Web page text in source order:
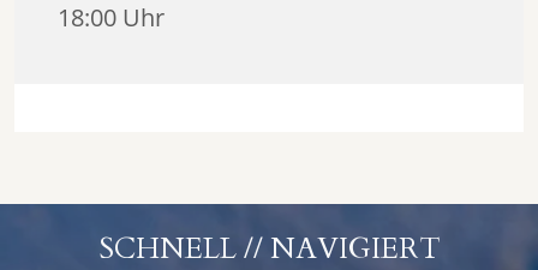
18:00 Uhr
SCHNELL // NAVIGIERT